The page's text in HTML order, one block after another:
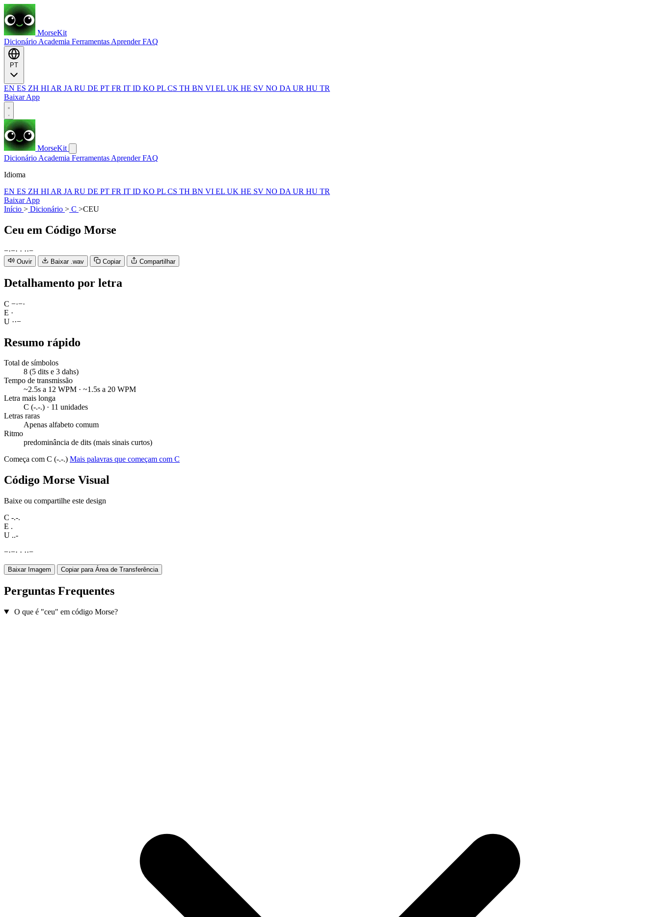
MorseKit
Dicionário Academia Ferramentas AprenderFAQ
EN ES ZH HI AR JA RU DE PT FR IT ID KO PL CS TH BN VI EL UK HE SV NO DA UR HU TR
Baixar App
MorseKit
Dicionário Academia Ferramentas AprenderFAQ
Idioma
EN ES ZH HI AR JA RU DE PT FR IT ID KO PL CS TH BN VI EL UK HE SV NO DA UR HU TR
Baixar App
Início > Dicionário > C >CEU
Ceu em Código Morse
−·−· · ··−
Ouvir Baixar .wav Copiar Compartilhar
Detalhamento por letra
C −·−·
E ·
U ··−
Resumo rápido
Total de símbolos
8 (5 dits e 3 dahs)
Tempo de transmissão
~2.5s a 12 WPM · ~1.5s a 20 WPM
Letra mais longa
C (-.-.) · 11 unidades
Letras raras
Apenas alfabeto comum
Ritmo
predominância de dits (mais sinais curtos)
Começa com C (-.-.) Mais palavras que começam com C
Código Morse Visual
Baixe ou compartilhe este design
C -.-.
E .
U ..-
−·−· · ··−
Baixar Imagem Copiar para Área de Transferência
Perguntas Frequentes
O que é "ceu" em código Morse?